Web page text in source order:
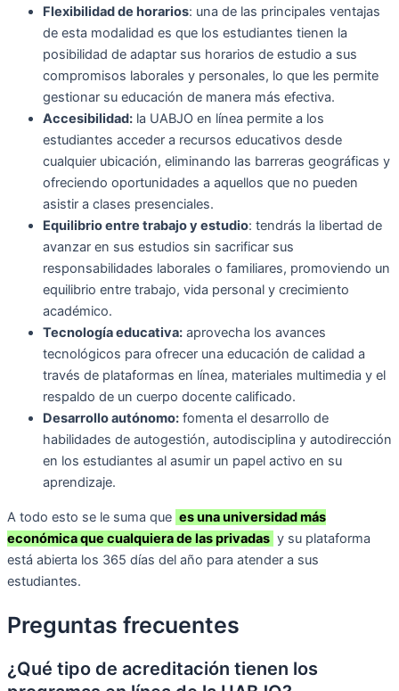
Flexibilidad de horarios: una de las principales ventajas
de esta modalidad es que los estudiantes tienen la
posibilidad de adaptar sus horarios de estudio a sus
compromisos laborales y personales, lo que les permite
gestionar su educación de manera más efectiva.
Accesibilidad: la UABJO en línea permite a los
estudiantes acceder a recursos educativos desde
cualquier ubicación, eliminando las barreras geográficas y
ofreciendo oportunidades a aquellos que no pueden
asistir a clases presenciales.
Equilibrio entre trabajo y estudio: tendrás la libertad de
avanzar en sus estudios sin sacrificar sus
responsabilidades laborales o familiares, promoviendo un
equilibrio entre trabajo, vida personal y crecimiento
académico.
Tecnología educativa: aprovecha los avances
tecnológicos para ofrecer una educación de calidad a
través de plataformas en línea, materiales multimedia y el
respaldo de un cuerpo docente calificado.
Desarrollo autónomo: fomenta el desarrollo de
habilidades de autogestión, autodisciplina y autodirección
en los estudiantes al asumir un papel activo en su
aprendizaje.
A todo esto se le suma que es una universidad más
económica que cualquiera de las privadas y su plataforma
está abierta los 365 días del año para atender a sus
estudiantes.
Preguntas frecuentes
¿Qué tipo de acreditación tienen los